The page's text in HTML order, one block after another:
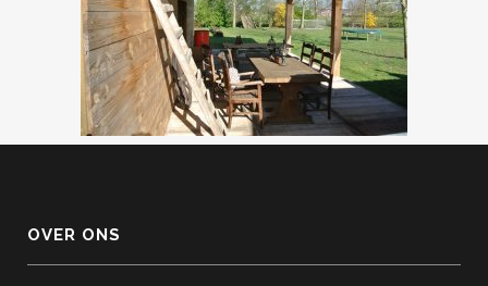
OVER ONS